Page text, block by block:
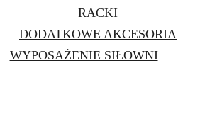
RACKI
DODATKOWE AKCESORIA
WYPOSAŻENIE SIŁOWNI